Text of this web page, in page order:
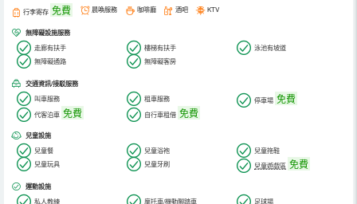
在無邊泳池上鋪成群山的鱗。在候鳥們紛紛逃離酷暑的夏日，清涼只是普通的日常。
行李寄存 免費 晨喚服務 咖啡廳 酒吧 KTV
無障礙設施服務
走廊有扶手 樓梯有扶手
泳池有坡道
無障礙通路
無障礙客房
交通資訊/接駁服務
叫車服務 租車服務 停車場 免費
代客泊車 免費 自行車租借 免費
兒童設施
兒童餐 兒童浴袍
兒童拖鞋
兒童玩具
兒童牙刷 兒童遊戲區 免費
運動設施
私人教練 摩托車/機動腳踏車
足球場